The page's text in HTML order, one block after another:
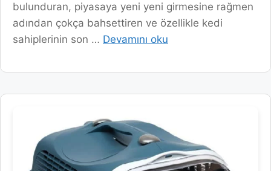
bulunduran, piyasaya yeni yeni girmesine rağmen
adından çokça bahsettiren ve özellikle kedi
sahiplerinin son … Devamını oku